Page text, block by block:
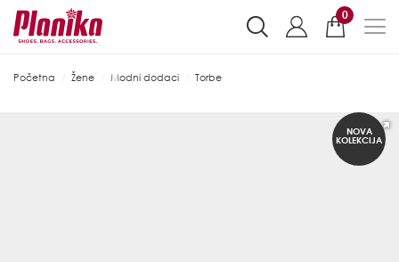
0
Početna Žene Modni dodaci Torbe
NOVA
KOLEKCIJA